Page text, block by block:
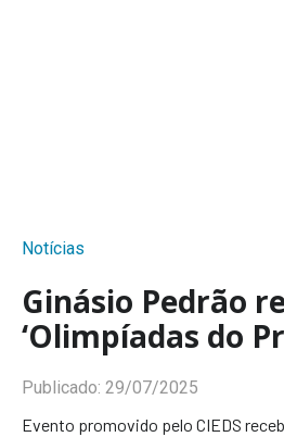
Notícias
Ginásio Pedrão
‘Olimpíadas do
Publicado: 29/07/2025
Evento promovido pelo CIEDS